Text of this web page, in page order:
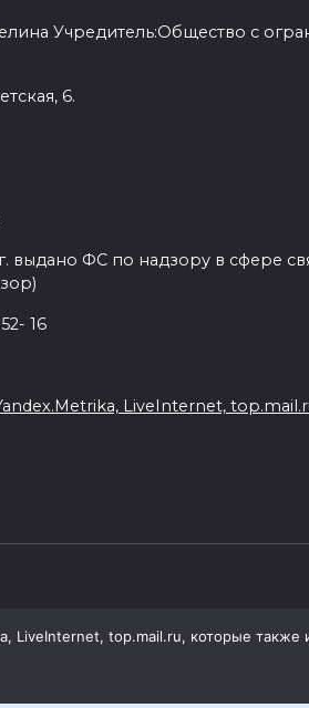
Учредитель:Общество с
6.
выдано ФС по надзору в сфере
16
LiveInternet,
LiveInternet, top.mail.ru, которые также